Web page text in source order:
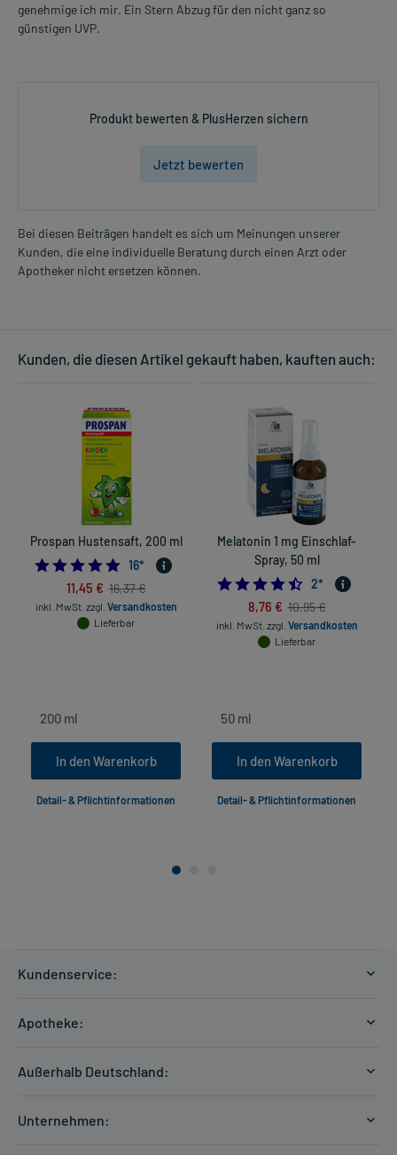
genehmige ich mir. Ein Stern Abzug für den nicht ganz so
günstigen UVP.
Produkt bewerten & PlusHerzen sichern
Jetzt bewerten
Bei diesen Beiträgen handelt es sich um Meinungen unserer
Kunden, die eine individuelle Beratung durch einen Arzt oder
Apotheker nicht ersetzen können.
Kunden, die diesen Artikel gekauft haben, kauften auch:
Prospan Hustensaft, 200 ml
4.875
16*
11,45 € 16,37 €
inkl. MwSt. zzgl. Versandkosten
Lieferbar
In den Warenkorb
Detail- & Pflichtinformationen
Melatonin 1 mg Einschlaf-
Spray, 50 ml
4.5
2*
8,76 € 10,95 €
inkl. MwSt. zzgl. Versandkosten
Lieferbar
In den Warenkorb
Detail- & Pflichtinformationen
Kundenservice:
Hilfe
Apotheke:
Außerhalb Deutschland:
Unternehmen: